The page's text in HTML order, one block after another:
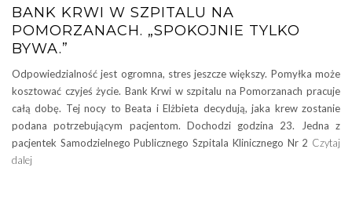
BANK KRWI W SZPITALU NA
POMORZANACH. „SPOKOJNIE TYLKO
BYWA.”
Odpowiedzialność jest ogromna, stres jeszcze większy. Pomyłka może
kosztować czyjeś życie. Bank Krwi w szpitalu na Pomorzanach pracuje
całą dobę. Tej nocy to Beata i Elżbieta decydują, jaka krew zostanie
podana potrzebującym pacjentom. Dochodzi godzina 23. Jedna z
pacjentek Samodzielnego Publicznego Szpitala Klinicznego Nr 2 Czytaj
dalej